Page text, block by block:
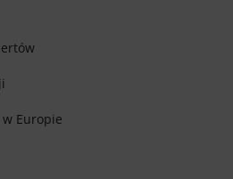
Europie